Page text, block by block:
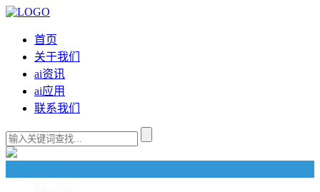
首页
关于我们
ai资讯
ai应用
联系我们